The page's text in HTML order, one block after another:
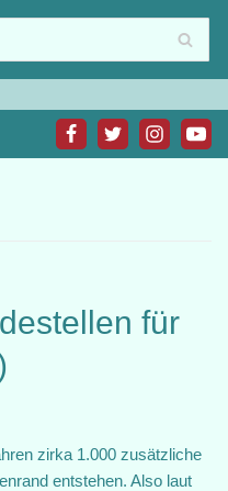
für
zirka 1.000 zusätzliche
entstehen. Also laut